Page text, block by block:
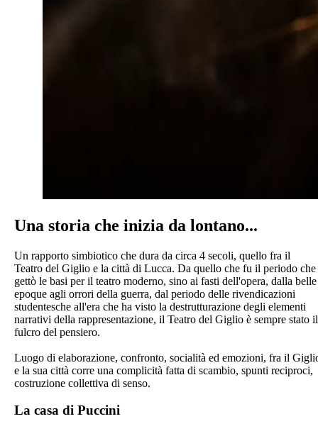
Una storia che inizia da lontano...
Un rapporto simbiotico che dura da circa 4 secoli, quello fra il
Teatro del Giglio e la città di Lucca. Da quello che fu il periodo che
gettò le basi per il teatro moderno, sino ai fasti dell'opera, dalla belle
epoque agli orrori della guerra, dal periodo delle rivendicazioni
studentesche all'era che ha visto la destrutturazione degli elementi
narrativi della rappresentazione, il Teatro del Giglio è sempre stato il
fulcro del pensiero.
Luogo di elaborazione, confronto, socialità ed emozioni, fra il
e la sua città corre una complicità fatta di scambio, spunti reciproci,
costruzione collettiva di senso.
La casa di Puccini